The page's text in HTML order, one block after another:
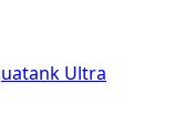
Ultra